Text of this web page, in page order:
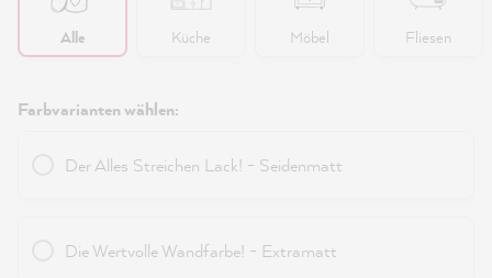
Alle Küche Möbel Fliesen
Farbvarianten wählen:
Der Alles Streichen Lack! - Seidenmatt
Die Wertvolle Wandfarbe! - Extramatt